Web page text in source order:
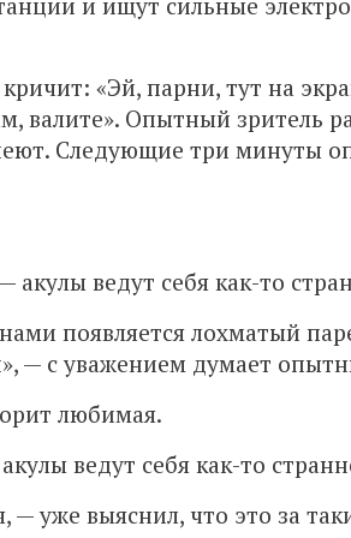
«Эй, парни, тут на
валите». Опытный зритель
Следующие три минуты
ведут себя как-то
появляется лохматый
— с уважением думает
любимая.
ведут себя как-то
уже выяснил, что это за